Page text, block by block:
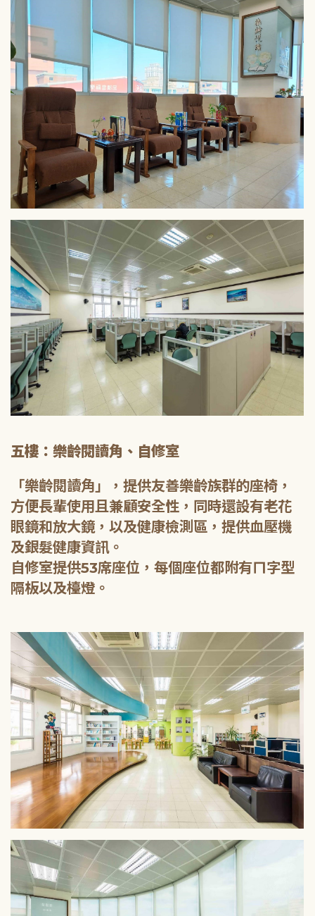
五樓：樂齡閱讀角、自修室
「樂齡閱讀角」，提供友善樂齡族群的座椅，
方便長輩使用且兼顧安全性，同時還設有老花
眼鏡和放大鏡，以及健康檢測區，提供血壓機
及銀髮健康資訊。
自修室提供53席座位，每個座位都附有ㄇ字型